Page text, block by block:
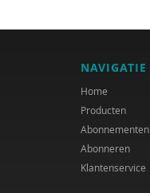
NAVIGATIE
Home
Producten
Abonnementen
Abonneren
Klantenservice